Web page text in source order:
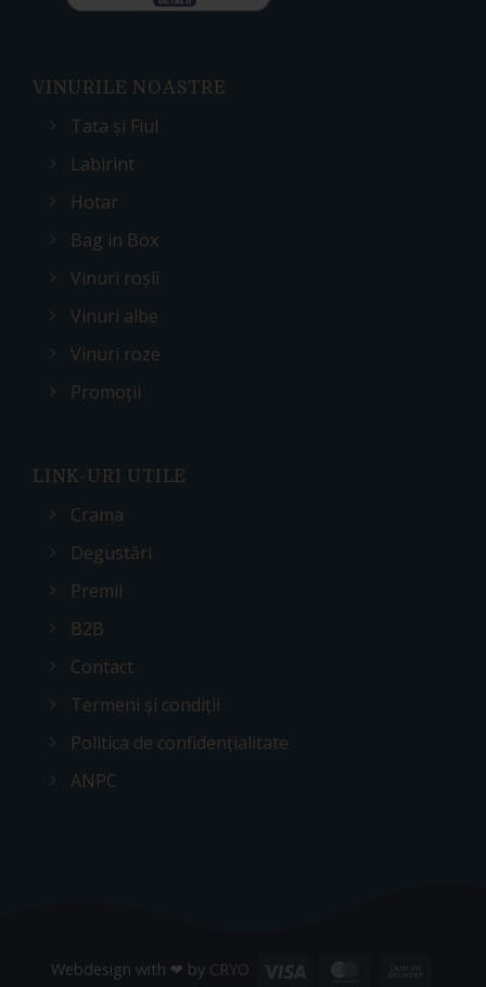
VINURILE NOASTRE
Tata și Fiul
Labirint
Hotar
Bag in Box
Vinuri roșii
Vinuri albe
Vinuri roze
Promoții
LINK-URI UTILE
Crama
Degustări
Premii
B2B
Contact
Termeni și condiții
Politica de confidențialitate
ANPC
Webdesign with ❤ by CRYO Visa MasterCard